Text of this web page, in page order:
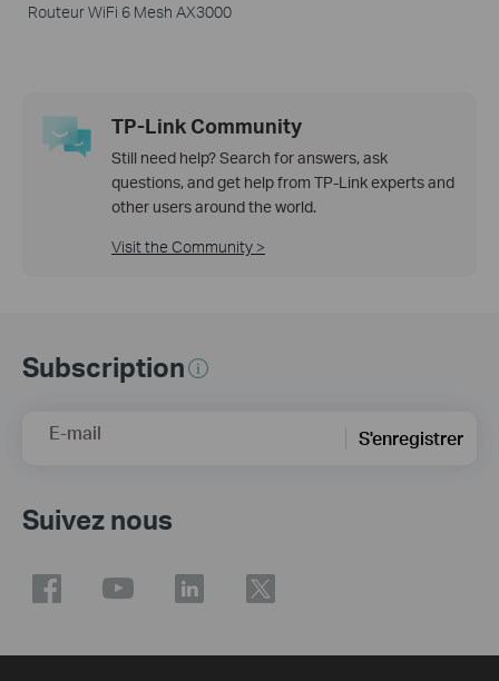
Routeur WiFi 6 Mesh AX3000
TP-Link Community
Still need help? Search for answers, ask
questions, and get help from TP-Link experts and
other users around the world.
Visit the Community >
Subscription
E-mail S'enregistrer
Suivez nous